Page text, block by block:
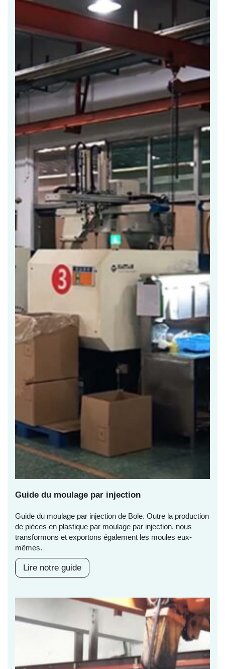
Guide du moulage par injection
Guide du moulage par injection de Bole. Outre la production
de pièces en plastique par moulage par injection, nous
transformons et exportons également les moules eux-
mêmes.
Lire notre guide